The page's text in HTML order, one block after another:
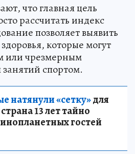
что главная цель
рассчитать индекс
позволяет выявить
которые могут
или чрезмерным
спортом.
натянули «сетку»для
13 лет тайно
гостей